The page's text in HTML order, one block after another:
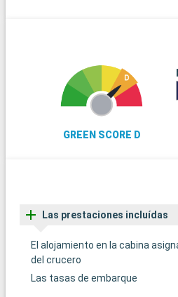
GREEN SCORE D
Las prestaciones incluídas
El alojamiento en la cabina
del crucero
Las tasas de embarque